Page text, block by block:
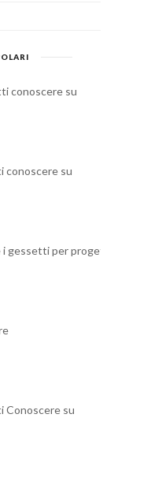
conoscere su
conoscere su
gessetti per progetti
Conoscere su